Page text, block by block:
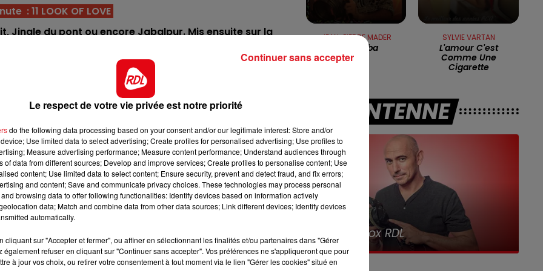
12h00 - 13h00
LES APRÈS-MIDI QUI CHANTENT
: 11 LOOK OF LOVE
Jingle du pont ou encore Jabalpur. Mis ensuite sur la
gains et sera cette fois-ci déférré des 4 pieds.
les parcours de tenues ou de vitesses. Bien placé en
pas décevoir, c'est une base.
au summum de sa forme, elle excelle sans ses fers et
de grandes ambitions.
du 14/11 sur ce tracé, elle a encore tiré ici un numéro à
de prendre place à l'arrivée.
à Mauquenchy, il faut le reprendre sur ses
performé dans cette catégorie.
second d'un lot similaire. Aimant venir de l'arrière, il
en seconde ligne. 4/5 éme.
du quinté référence, elle trouve ici un bon
des 5 avec le bon parcours.
JEAN-PIERRE MADER
Macumba
SYLVIE VARTAN
L'amour C'est
Comme Une
Cigarette
A L'ANTENNE
16h00 - 19h00
Le Jukebox RDL
Le respect de votre vie privée est notre priorité
do the following data processing based on your consent and/or our legitimate interest: Store and/or
Use limited data to select advertising; Create profiles for personalised advertising; Use profiles to
Measure advertising performance; Measure content performance; Understand audiences through
of data from different sources; Develop and improve services; Create profiles to personalise content; Use
content; Use limited data to select content; Ensure security, prevent and detect fraud, and fix errors;
and content; Save and communicate privacy choices. These technologies may process personal
browsing data to offer following functionalities: Identify devices based on information actively
data; Match and combine data from other data sources; Link different devices; Identify devices
automatically.
cliquant sur "Accepter et fermer", ou affiner en sélectionnant les finalités et/ou partenaires dans "Gérer
également refuser en cliquant sur "Continuer sans accepter". Vos préférences ne s'appliqueront que pour
à jour vos choix, ou retirer votre consentement à tout moment via le lien "Gérer les cookies" situé en
Continuer sans accepter